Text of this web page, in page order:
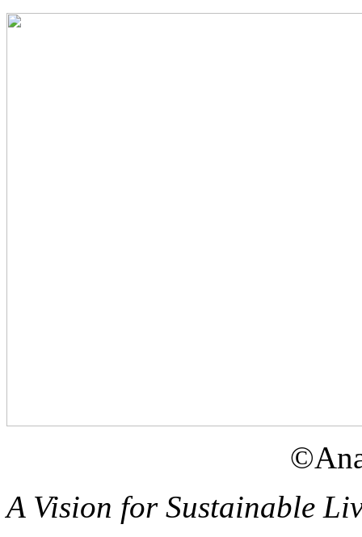
A Vision for Sustainable